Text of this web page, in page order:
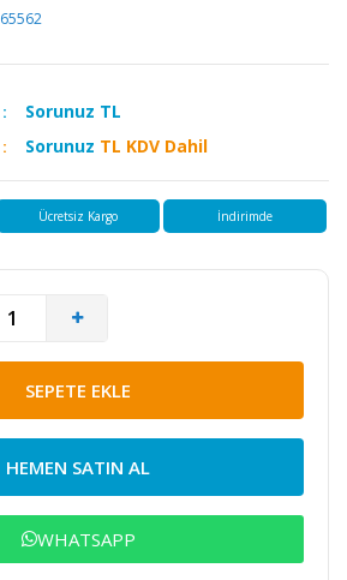
65562
Sorunuz TL
Sorunuz TL KDV Dahil
Ücretsiz Kargo İndirimde
SEPETE EKLE
HEMEN SATIN AL
WHATSAPP